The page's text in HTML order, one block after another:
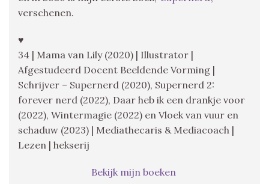
verschenen.
♥
34 | Mama van Lily (2020) | Illustrator |
Afgestudeerd Docent Beeldende Vorming |
Schrijver – Supernerd (2020), Supernerd 2:
forever nerd (2022), Daar heb ik een drankje voor
(2022), Wintermagie (2022) en Vloek van vuur en
schaduw (2023) | Mediathecaris & Mediacoach |
Lezen | hekserij
Bekijk mijn boeken